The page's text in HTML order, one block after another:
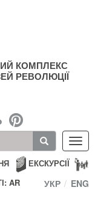
КОМПЛЕКС
РЕВОЛЮЦІЇ
ЕКСКУРСІЇ
AR
УКР ENG